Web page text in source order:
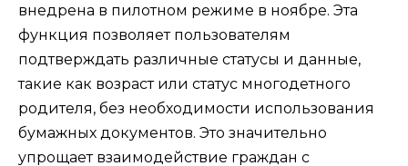
внедрена в пилотном режиме в ноябре. Эта
функция позволяет пользователям
подтверждать различные статусы и данные,
такие как возраст или статус многодетного
родителя, без необходимости использования
бумажных документов. Это значительно
упрощает взаимодействие граждан с